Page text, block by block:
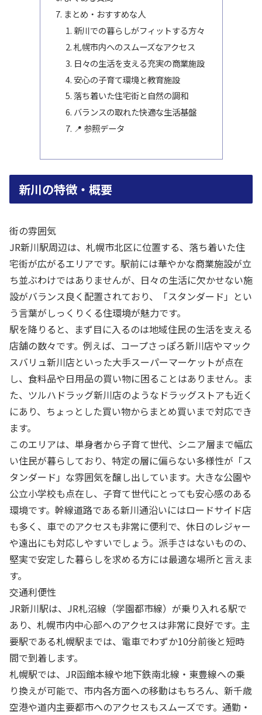
まとめ・おすすめな人
新川での暮らしがフィットする方々
札幌市内へのスムーズなアクセス
日々の生活を支える充実の商業施設
安心の子育て環境と教育施設
落ち着いた住宅街と自然の調和
バランスの取れた快適な生活基盤
📍 参照データ
新川の特徴・概要
街の雰囲気
JR新川駅周辺は、札幌市北区に位置する、落ち着いた住
宅街が広がるエリアです。駅前には華やかな商業施設が立
ち並ぶわけではありませんが、日々の生活に欠かせない施
設がバランス良く配置されており、「スタンダード」とい
う言葉がしっくりくる住環境が魅力です。
駅を降りると、まず目に入るのは地域住民の生活を支える
店舗の数々です。例えば、コープさっぽろ新川店やマック
スバリュ新川店といった大手スーパーマーケットが点在
し、食料品や日用品の買い物に困ることはありません。ま
た、ツルハドラッグ新川店のようなドラッグストアも近く
にあり、ちょっとした買い物からまとめ買いまで対応でき
ます。
このエリアは、単身者から子育て世代、シニア層まで幅広
い住民が暮らしており、特定の層に偏らない多様性が「ス
タンダード」な雰囲気を醸し出しています。大きな公園や
公立小学校も点在し、子育て世代にとっても安心感のある
環境です。幹線道路である新川通沿いにはロードサイド店
も多く、車でのアクセスも非常に便利で、休日のレジャー
や遠出にも対応しやすいでしょう。派手さはないものの、
堅実で安定した暮らしを求める方には最適な場所と言えま
す。
交通利便性
JR新川駅は、JR札沼線（学園都市線）が乗り入れる駅で
あり、札幌市内中心部へのアクセスは非常に良好です。主
要駅である札幌駅までは、電車でわずか10分前後と短時
間で到着します。
札幌駅では、JR函館本線や地下鉄南北線・東豊線への乗
り換えが可能で、市内各方面への移動はもちろん、新千歳
空港や道内主要都市へのアクセスもスムーズです。通勤・